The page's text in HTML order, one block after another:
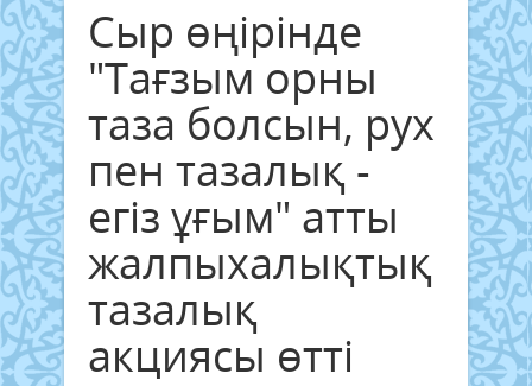
Сыр өңірінде
"Тағзым орны
таза болсын, рух
пен тазалық -
егіз ұғым" атты
жалпыхалықтық
тазалық
акциясы өтті